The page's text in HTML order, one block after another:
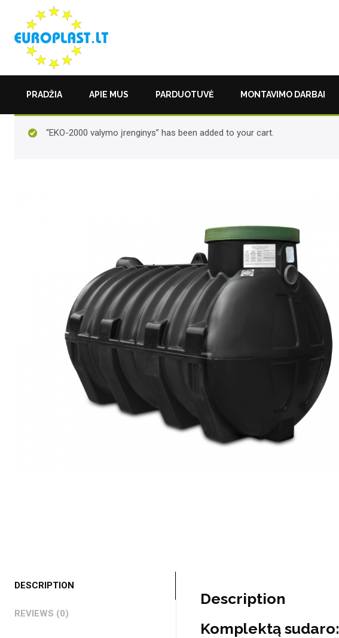
PRADŽIA APIE MUS PARDUOTUVĖ MONTAVIMO DARBAI
“EKO-2000 valymo įrenginys” has been added to your cart.
DESCRIPTION
REVIEWS (0)
Description
Komplektą sudaro: